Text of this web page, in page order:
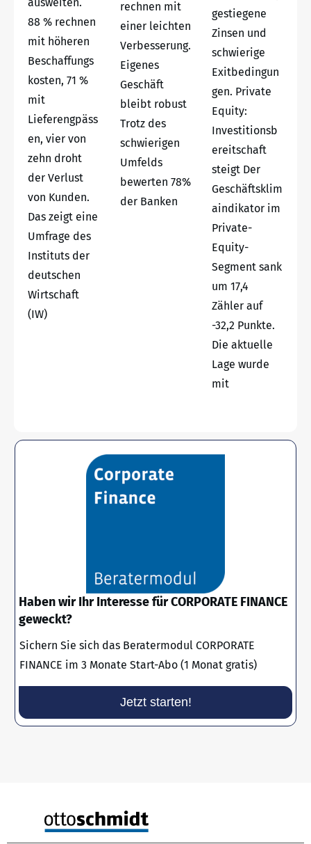
88 % rechnen
mit höheren
Beschaffungs
kosten, 71 %
mit
Lieferengpäss
en, vier von
zehn droht
der Verlust
von Kunden.
Das zeigt eine
Umfrage des
Instituts der
deutschen
Wirtschaft
(IW)
rechnen mit
einer leichten
Verbesserung.
Eigenes
Geschäft
bleibt robust
Trotz des
schwierigen
Umfelds
bewerten 78%
der Banken
gestiegene
Zinsen und
schwierige
Exitbedingun
gen. Private
Equity:
Investitionsb
ereitschaft
steigt Der
Geschäftsklim
aindikator im
Private-
Equity-
Segment sank
um 17,4
Zähler auf
-32,2 Punkte.
Die aktuelle
Lage wurde
mit
Haben wir Ihr Interesse für CORPORATE FINANCE
geweckt?
Sichern Sie sich das Beratermodul CORPORATE
FINANCE im 3 Monate Start-Abo (1 Monat gratis)
Jetzt starten!